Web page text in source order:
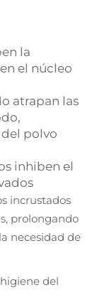
la
el núcleo
atrapan las
polvo
inhiben el
incrustados
prolongando
necesidad de
del